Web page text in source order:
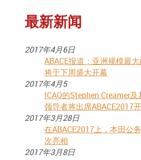
最新新闻
2017年4月6日
ABACE报道：亚洲规模最
将于下周盛大开幕
2017年4月5
ICAO的Stephen Creamer
领导者将出席ABACE2017
2017年3月28日
在ABACE2017上，本田公
次亮相
2017年3月8日